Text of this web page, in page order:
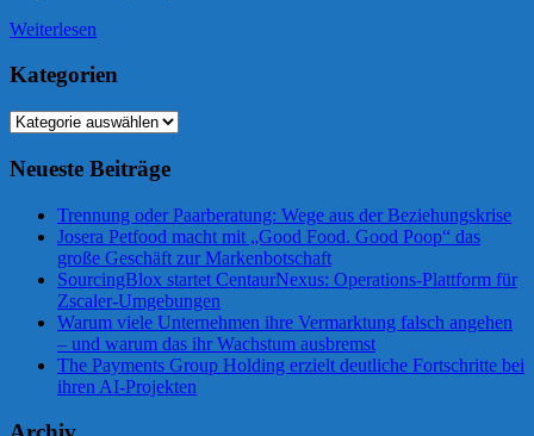
Weiterlesen
Kategorien
Kategorien
Neueste Beiträge
Trennung oder Paarberatung: Wege aus der Beziehungskrise
Josera Petfood macht mit „Good Food. Good Poop“ das
große Geschäft zur Markenbotschaft
SourcingBlox startet CentaurNexus: Operations-Plattform für
Zscaler-Umgebungen
Warum viele Unternehmen ihre Vermarktung falsch angehen
– und warum das ihr Wachstum ausbremst
The Payments Group Holding erzielt deutliche Fortschritte bei
ihren AI-Projekten